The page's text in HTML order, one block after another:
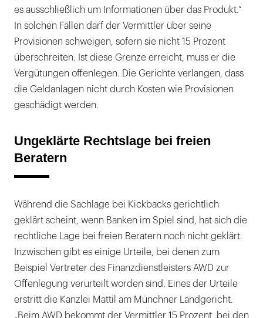
es ausschließlich um Informationen über das Produkt.“
In solchen Fällen darf der Vermittler über seine
Provisionen schweigen, sofern sie nicht 15 Prozent
überschreiten. Ist diese Grenze erreicht, muss er die
Vergütungen offenlegen. Die Gerichte verlangen, dass
die Geldanlagen nicht durch Kosten wie Provisionen
geschädigt werden.
Ungeklärte Rechtslage bei freien
Beratern
Während die Sachlage bei Kickbacks gerichtlich
geklärt scheint, wenn Banken im Spiel sind, hat sich die
rechtliche Lage bei freien Beratern noch nicht geklärt.
Inzwischen gibt es einige Urteile, bei denen zum
Beispiel Vertreter des Finanzdienstleisters AWD zur
Offenlegung verurteilt worden sind. Eines der Urteile
erstritt die Kanzlei Mattil am Münchner Landgericht.
„Beim AWD bekommt der Vermittler 15 Prozent, bei den